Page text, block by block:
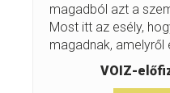
magadból azt a
Most itt az esély,
magadnak,
VOIZ-